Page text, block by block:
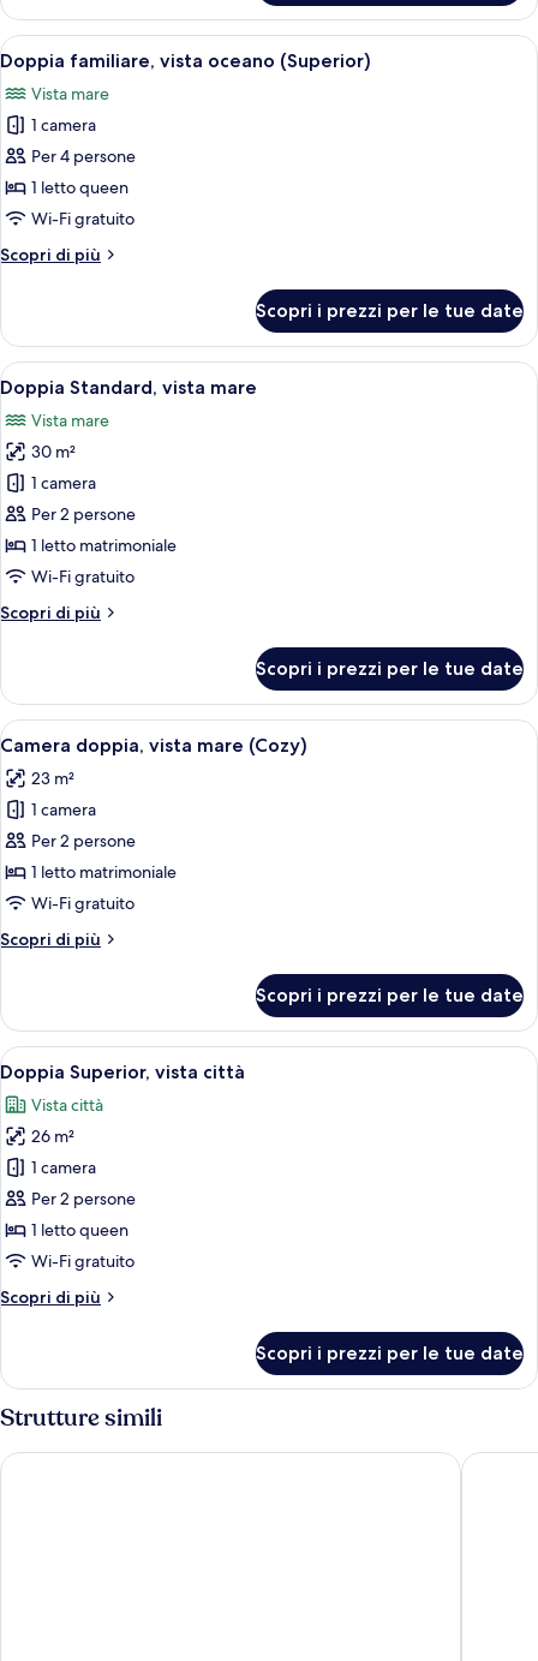
familiare,
vista
montagna
(Superior)
Apri
tutte
le
foto
per
Doppia
familiare,
oceano
Una moderna camera d'hotel con
5
Doppia familiare, vista oceano (Superior)
Vista mare
1 camera
Per 4 persone
1 letto queen
Wi-Fi gratuito
Scopri di più
Altri
familiare,
vista
oceano
(Superior)
Scopri i prezzi per le tue date
Apri
tutte
le
foto
per
Doppia
Standard,
vista
Una camera d'albergo con un letto
3
Doppia Standard, vista mare
Vista mare
30 m²
1 camera
Per 2 persone
1 letto matrimoniale
Wi-Fi gratuito
Scopri di più
Altri
Standard,
vista
mare
Scopri i prezzi per le tue date
Apri
tutte
le
foto
per
Camera
doppia,
mare
Una camera d'albergo con un letto,
4
Camera doppia, vista mare (Cozy)
23 m²
1 camera
Per 2 persone
1 letto matrimoniale
Wi-Fi gratuito
Scopri di più
Altri
doppia,
vista
mare
(Cozy)
Scopri i prezzi per le tue date
Apri
tutte
le
foto
per
Doppia
Superior,
vista
Una camera d'albergo moderna
4
Doppia Superior, vista città
Vista città
26 m²
1 camera
Per 2 persone
1 letto queen
Wi-Fi gratuito
Scopri di più
Altri
Superior,
città
Scopri i prezzi per le tue date
Strutture simili
Jeju Oriental Hotel & Casino Hotel